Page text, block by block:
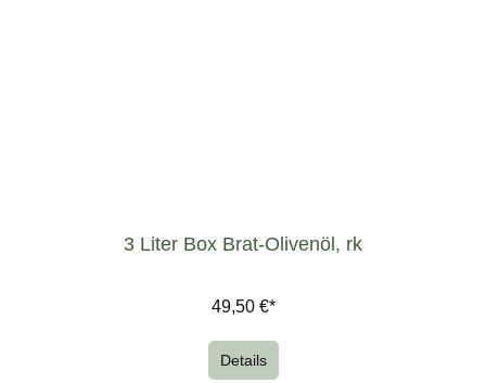
3 Liter Box Brat-Olivenöl, rk
49,50 €*
Details